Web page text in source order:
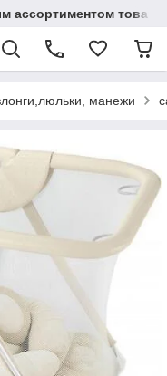
ассортиментом
манежи